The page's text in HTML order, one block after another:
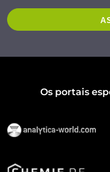
Os portais